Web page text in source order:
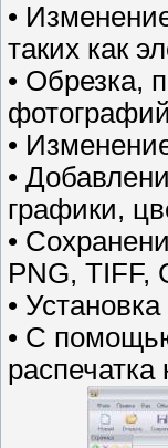
•
таких как
• Обрезка,
•
•
графики,
•
PNG, TIFF,
•
• С
распечатка